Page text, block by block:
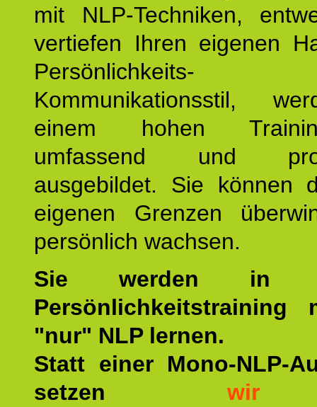
mit NLP-Techniken,
vertiefen Ihren eigenen
Kommunikationsstil,
einem hohen
umfassend und
ausgebildet. Sie können
eigenen Grenzen
persönlich wachsen.
Sie werden in
Persönlichkeitstraining
"nur" NLP lernen.
Statt einer Mono-NLP-
setzen wir